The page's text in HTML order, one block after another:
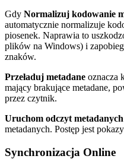
Gdy Normalizuj kodowanie
automatycznie normalizuje
piosenek. Naprawia to
plików na Windows) i
znaków.
Przeładuj metadane oznacza
mający brakujące metadane,
przez czytnik.
Uruchom odczyt metadanych
metadanych. Postęp jest
Synchronizacja Online